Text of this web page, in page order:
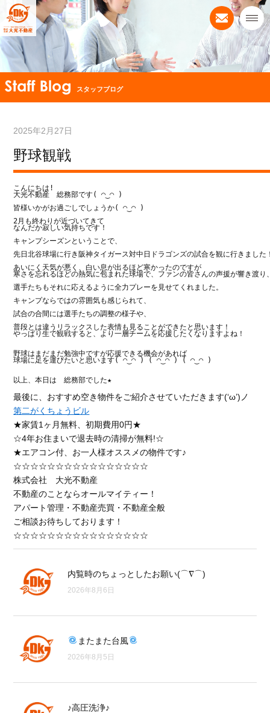
スタッフブログ
2025年2月27日
野球観戦
こんにちは!
大光不動産　総務部です( ◠‿◠ )
皆様いかがお過ごしでしょうか( ◠‿◠ )
2月も終わりが近づいてきて
なんだか寂しい気持ちです！
キャンプシーズンということで、
先日北谷球場に行き阪神タイガース対中日ドラゴンズの試合を観に行きました
あいにく天気が悪く、白い息が出るほど寒かったのですが
寒さを忘れるほどの熱気に包まれた球場で、ファンの皆さんの声援が響き渡り
選手たちもそれに応えるように全力プレーを見せてくれました。
キャンプならではの雰囲気も感じられて、
試合の合間には選手たちの調整の様子や、
普段とは違うリラックスした表情も見ることができたと思います！
やっぱり生で観戦すると、より一層チームを応援したくなりますよね！
野球はまだまだ勉強中ですが応援できる機会があれば
球場に足を運びたいと思います( ◠‿◠ ) ( ◠‿◠ ) ( ◠‿◠ )
以上、本日は　総務部でした★
最後に、おすすめ空き物件をご紹介させていただきます(‘ω’)ノ
第二がくちょうビル
★家賃1ヶ月無料、初期費用0円★
☆4年お住まいで退去時の清掃が無料!☆
★エアコン付、お一人様オススメの物件です♪
☆☆☆☆☆☆☆☆☆☆☆☆☆☆☆☆
株式会社 大光不動産
不動産のことならオールマイティー！
アパート管理・不動産売買・不動産全般
ご相談お待ちしております！
☆☆☆☆☆☆☆☆☆☆☆☆☆☆☆☆
内覧時のちょっとしたお願い(⌒∇⌒)
2026年8月6日
またまた台風
2026年8月5日
♪高圧洗浄♪